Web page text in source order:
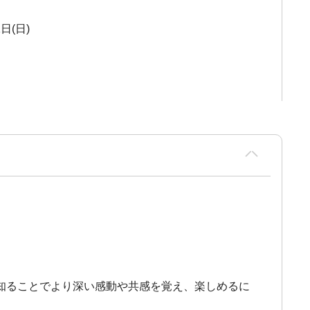
(日)
ことでより深い感動や共感を覚え、楽しめるに